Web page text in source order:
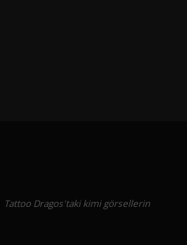
Tattoo Dragos'taki kimi görsellerin